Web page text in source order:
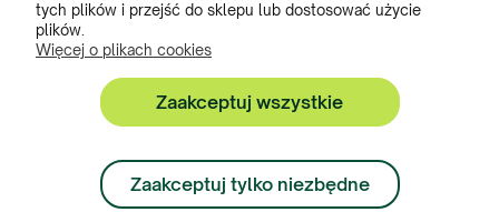
Części do ciągników
Zbiorniki, Program Poleceń, Akcesoria do zbiorników:
+48 222 508 449
tych plików i przejść do sklepu lub dostosować użycie
plików.
Więcej o plikach cookies
Zaakceptuj wszystkie
Zaakceptuj tylko niezbędne